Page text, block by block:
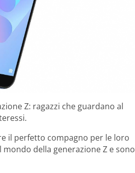
Z: ragazzi che guardano al
il perfetto compagno per le loro
della generazione Z e sono